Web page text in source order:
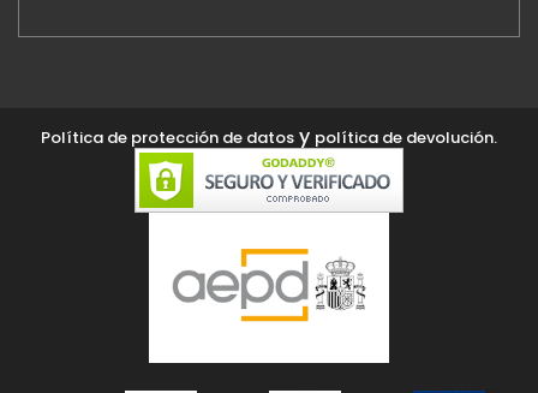
Política de protección de datos y política de devolución.